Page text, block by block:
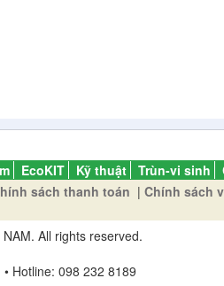
EcoKIT Kỹ thuật Trùn-vi sinh
sách thanh toán | Chính sách
All rights reserved.
Hotline: 098 232 8189